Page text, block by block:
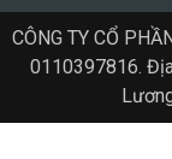
CÔNG TY CỔ
0110397816.